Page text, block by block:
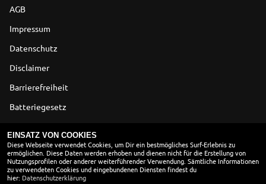
AGB
Impressum
Datenschutz
Disclaimer
Barrierefreiheit
Batteriegesetz
ÖFFNUNGSZEITEN
Montag:
09:00 - 12:00 und 13:00 - 18:00
EINSATZ VON COOKIES
Diese Webseite verwendet Cookies, um Dir ein bestmögliches Surf-Erlebnis zu
ermöglichen. Diese Daten werden erhoben und dienen nicht für die Erstellung von
Nutzungsprofilen oder anderer weiterführender Verwendung. Sämtliche Informationen
zu verwendeten Cookies und eingebundenen Diensten findest du
hier: Datenschutzerklärung